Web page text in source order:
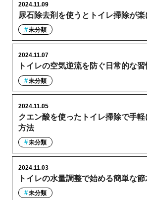
尿石除去剤を使うとトイレ掃除が
2024.11.09
未分類
トイレの空気逆流を防ぐ日常的な
2024.11.07
未分類
クエン酸を使ったトイレ掃除で手
方法
2024.11.05
未分類
トイレの水量調整で始める簡単な
2024.11.03
未分類